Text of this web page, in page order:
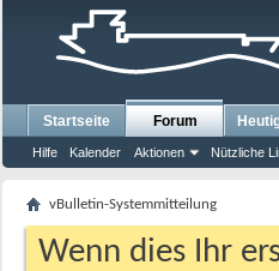
Startseite Forum
Hilfe Kalender Aktionen Nützliche
vBulletin-Systemmitteilung
Wenn dies Ihr